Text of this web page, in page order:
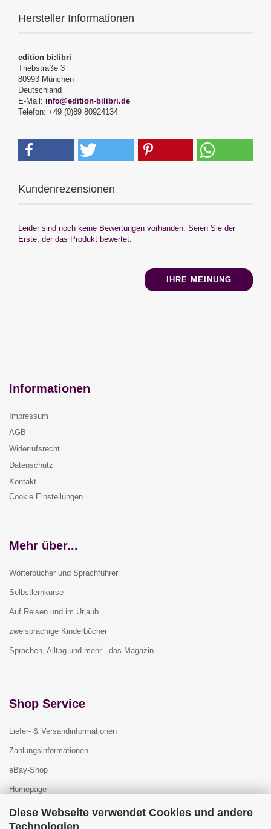
Diese Webseite verwendet Cookies und andere
Technologien
Hersteller Informationen
edition bi:libri
Triebstraße 3
80993 München
Deutschland
E-Mail: info@edition-bilibri.de
Telefon: +49 (0)89 80924134
Kundenrezensionen
Leider sind noch keine Bewertungen vorhanden. Seien Sie der
Erste, der das Produkt bewertet.
IHRE MEINUNG
Informationen
Impressum
AGB
Widerrufsrecht
Datenschutz
Kontakt
Cookie Einstellungen
Mehr über...
Wörterbücher und Sprachführer
Selbstlernkurse
Auf Reisen und im Urlaub
zweisprachige Kinderbücher
Sprachen, Alltag und mehr - das Magazin
Shop Service
Liefer- & Versandinformationen
Zahlungsinformationen
eBay-Shop
Homepage